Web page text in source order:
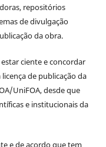
repositórios
de divulgação
da obra.
estar ciente e concordar
de publicação da
UniFOA, desde que
e institucionais da
e de acordo que tem